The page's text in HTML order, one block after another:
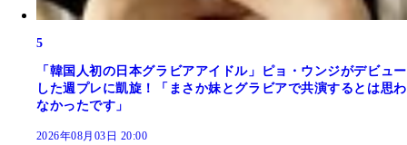
5
「韓国人初の日本グラビアアイドル」ピョ・ウンジがデビュー
した週プレに凱旋！「まさか妹とグラビアで共演するとは思わ
なかったです」
2026年08月03日 20:00